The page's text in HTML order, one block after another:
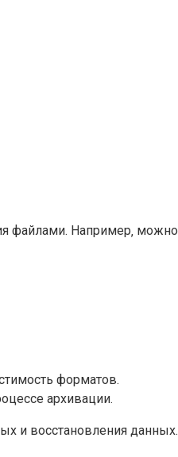
файлами. Например‚ можно
форматов.
архивации.
и восстановления